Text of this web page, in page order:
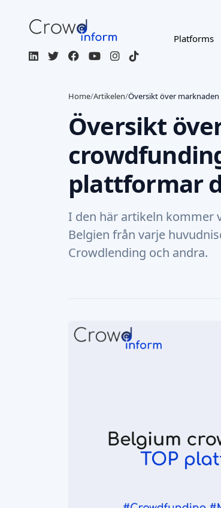
Platforms
Home/Artikelen/Översikt över
Översikt
plattformar
I den här artikeln kommer
Belgien från varje
Crowdlending och andra.